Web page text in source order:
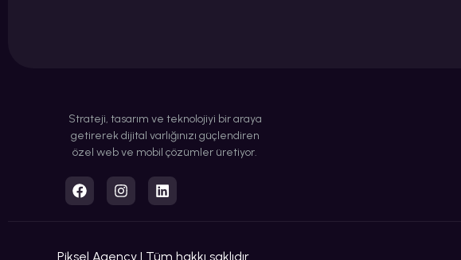
Strateji, tasarım ve teknolojiyi bir araya
getirerek dijital varlığınızı güçlendiren
özel web ve mobil çözümler üretiyor.
Piksel Agency | Tüm hakkı saklıdır.